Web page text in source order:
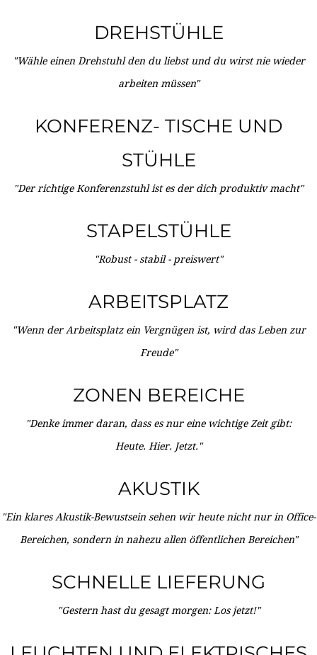
DREHSTÜHLE
"Wähle einen Drehstuhl den du liebst und du wirst nie wieder
arbeiten müssen"
KONFERENZ- TISCHE UND
STÜHLE
"Der richtige Konferenzstuhl ist es der dich produktiv macht"
STAPELSTÜHLE
"Robust - stabil - preiswert"
ARBEITSPLATZ
"Wenn der Arbeitsplatz ein Vergnügen ist, wird das Leben zur
Freude"
ZONEN BEREICHE
"Denke immer daran, dass es nur eine wichtige Zeit gibt:
Heute. Hier. Jetzt."
AKUSTIK
"Ein klares Akustik-Bewustsein sehen wir heute nicht nur in Office-
Bereichen, sondern in nahezu allen öffentlichen Bereichen"
SCHNELLE LIEFERUNG
"Gestern hast du gesagt morgen: Los jetzt!"